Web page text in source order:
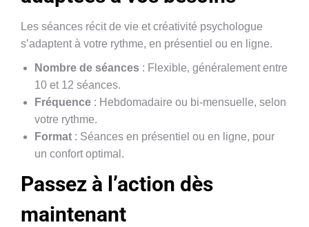
Les séances récit de vie et créativité psychologue
s’adaptent à votre rythme, en présentiel ou en ligne.
Nombre de séances : Flexible, généralement entre
10 et 12 séances.
Fréquence : Hebdomadaire ou bi-mensuelle, selon
votre rythme.
Format : Séances en présentiel ou en ligne, pour
un confort optimal.
Passez à l’action dès
maintenant